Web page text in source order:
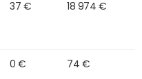
37 € 18 974 €
0 € 74 €